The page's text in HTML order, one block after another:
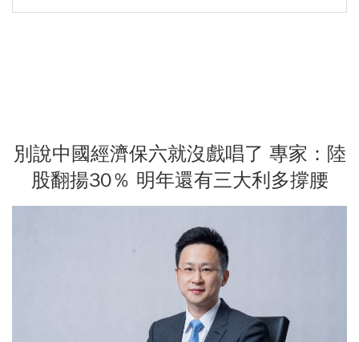
別說中國經濟保六就沒戲唱了 專家：陸
股翻揚30％ 明年還有三大利多撐腰